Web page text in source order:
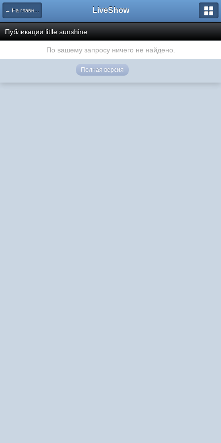
← На главную LiveShow
Публикации litlle sunshine
По вашему запросу ничего не найдено.
Полная версия